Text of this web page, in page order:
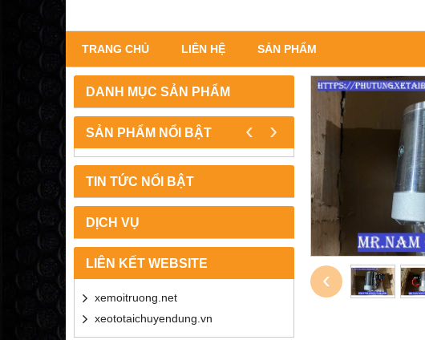
TRANG CHỦ LIÊN HỆ SẢN PHẨM
DANH MỤC SẢN PHẨM
SẢN PHẨM NỔI BẬT ‹ ›
TIN TỨC NỔI BẬT
DỊCH VỤ
LIÊN KẾT WEBSITE
xemoitruong.net
xeototaichuyendung.vn
‹